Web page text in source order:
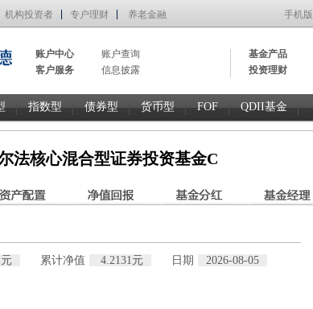
机构投资者 专户理财 养老金融 手机版
账户中心
账户查询
客户服务
信息披露
基金产品
投资理财
指数型 债券型 货币型 FOF QDII基金
法核心混合型证券投资基金C
累计净值 4.2131元 日期 2026-08-05